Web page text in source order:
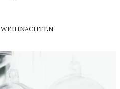
WEIHNACHTEN